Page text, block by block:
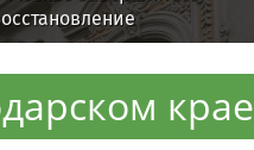
здания XIX
крае